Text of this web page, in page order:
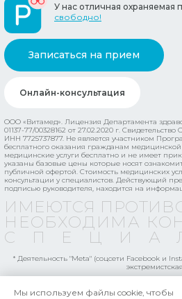
Записаться на прием
Онлайн-консультация
У нас отличная охраняемая
свободно!
ООО «Витамед». Лицензия Департамента
01137-77/00328162 от 27.02.2020 г. Свидетельство
ИНН 7725737877. Не является участником
бесплатного оказания гражданам
медицинские услуги бесплатно и не имеет
указаны базовые цены которые носят
публичной офертой. Стоимость медицинских
консультации у специалистов. Действующий
подписью руководителя, находится на
ИМЕЮТСЯ
НЕОБХОДИМА
* Деятельность "Meta" (соцсети Facebook и
Мы используем файлы cookie, чтобы